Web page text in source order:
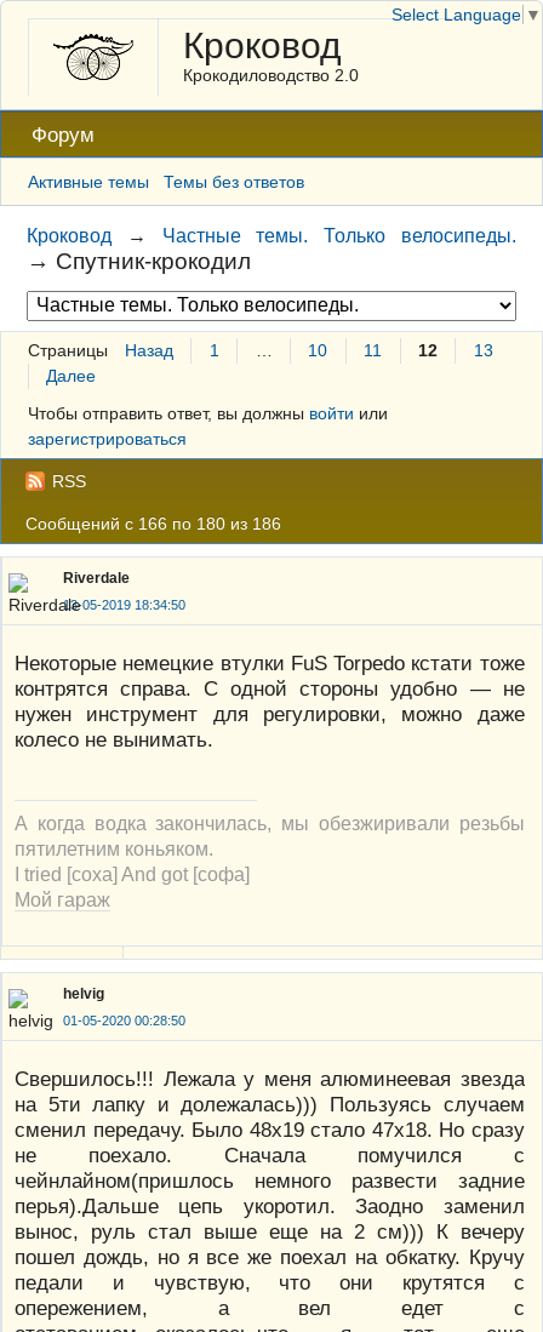
Кроковод
Крокодиловодство 2.0
Форум
Активные темы Темы без ответов
Кроковод → Частные темы. Только велосипеды.
→ Спутник-крокодил
Страницы Назад 1 10 11 12
13
Далее
Чтобы отправить ответ, вы должны войти или
зарегистрироваться
RSS
Сообщений с 166 по 180 из 186
Riverdale
13-05-2019 18:34:50
Некоторые немецкие втулки FuS Torpedo кстати тоже
контрятся справа. С одной стороны удобно — не
нужен инструмент для регулировки, можно даже
колесо не вынимать.
А когда водка закончилась, мы обезжиривали резьбы
пятилетним коньяком.
I tried [соха] And got [софа]
Мой гараж
helvig
01-05-2020 00:28:50
Свершилось!!! Лежала у меня алюминеевая звезда
на 5ти лапку и долежалась))) Пользуясь случаем
сменил передачу. Было 48х19 стало 47х18. Но сразу
не поехало. Сначала помучился с
чейнлайном(пришлось немного развести задние
перья).Дальше цепь укоротил. Заодно заменил
вынос, руль стал выше еще на 2 см))) К вечеру
пошел дождь, но я все же поехал на обкатку. Кручу
педали и чувствую, что они крутятся с
опережением, а вел едет с
Select Language ▼